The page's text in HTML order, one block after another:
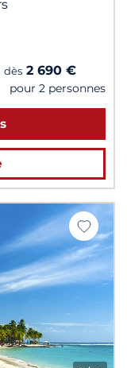
dès 2 690 €
pour 2 personnes